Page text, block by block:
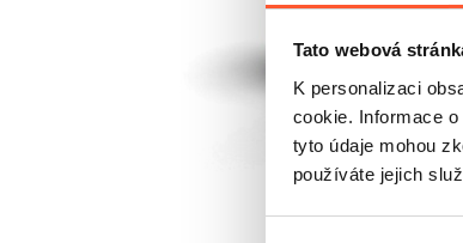
Tato webová
K personalizaci
cookie. Informace
tyto údaje mohou
používáte jejich